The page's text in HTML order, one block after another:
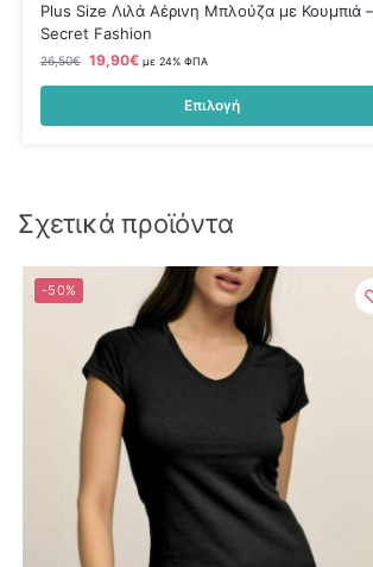
Plus Size Λιλά Αέρινη Μπλούζα με Κουμπιά –
Secret Fashion
26,50€ 19,90€ με 24% ΦΠΑ
Επιλογή
Σχετικά προϊόντα
-50%